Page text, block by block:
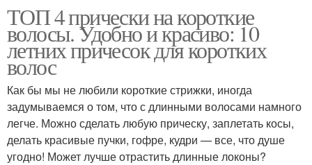
ТОП 4 прически на короткие
волосы. Удобно и красиво: 10
летних причесок для коротких
волос
Как бы мы не любили короткие стрижки, иногда
задумываемся о том, что с длинными волосами намного
легче. Можно сделать любую прическу, заплетать косы,
делать красивые пучки, гофре, кудри — все, что душе
угодно! Может лучше отрастить длинные локоны?